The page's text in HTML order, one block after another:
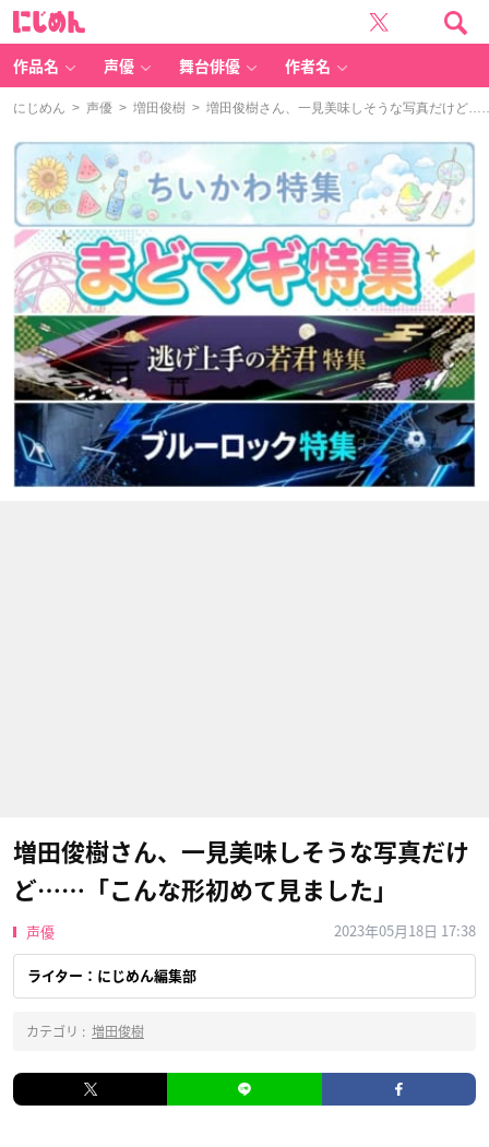
作品名 声優 舞台俳優 作者名
にじめん > 声優 > 増田俊樹 > 増田俊樹さん、一見美味しそうな写真だけど
増田俊樹さん、一見美味しそうな写真だけ
ど……「こんな形初めて見ました」
声優 2023年05月18日 17:38
ライター：にじめん編集部
カテゴリ : 増田俊樹